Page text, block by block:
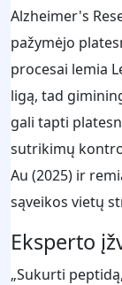
Alzheimer's
pažymėjo
procesai lemia
ligą, tad
gali tapti
sutrikimų
Au (2025) ir
sąveikos vietų
Eksperto
„Sukurti